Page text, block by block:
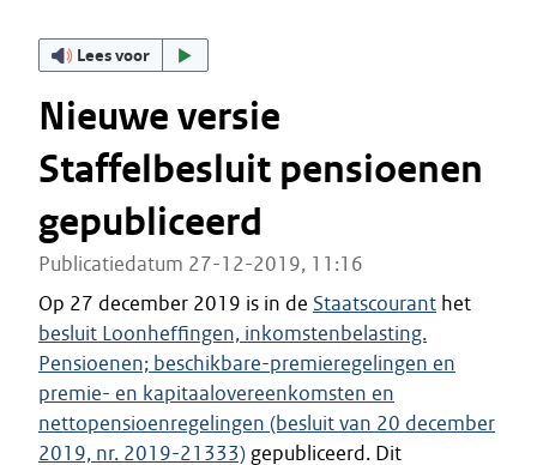
Lees voor
Nieuwe versie
Staffelbesluit pensioenen
gepubliceerd
Publicatiedatum 27-12-2019, 11:16
Op 27 december 2019 is in de Staatscourant het
besluit Loonheffingen, inkomstenbelasting.
Pensioenen; beschikbare-premieregelingen en
premie- en kapitaalovereenkomsten en
nettopensioenregelingen (besluit van 20 december
2019, nr. 2019-21333) gepubliceerd. Dit